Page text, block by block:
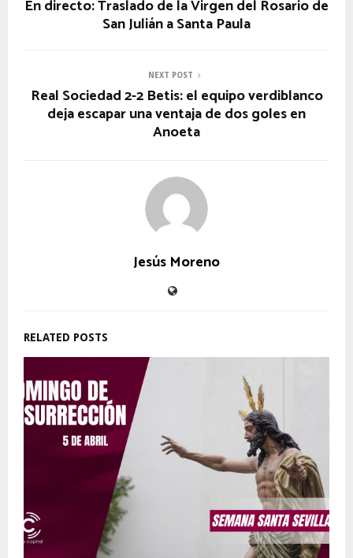
En directo: Traslado de la Virgen del Rosario de
San Julián a Santa Paula
NEXT POST
Real Sociedad 2-2 Betis: el equipo verdiblanco
deja escapar una ventaja de dos goles en
Anoeta
Jesús Moreno
RELATED POSTS